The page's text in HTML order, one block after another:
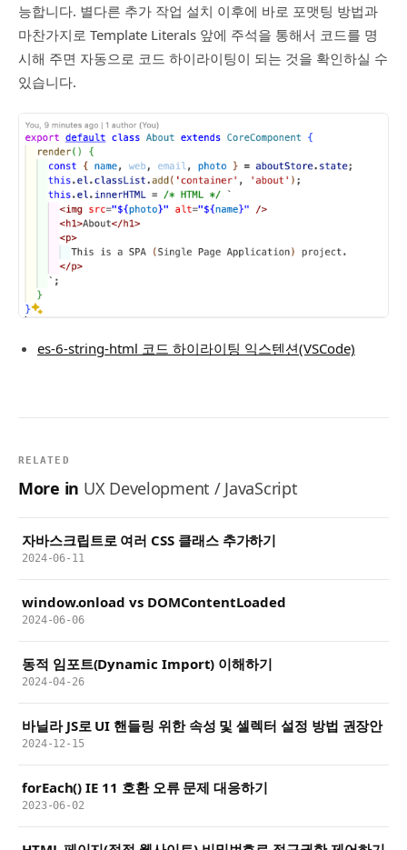
능합니다. 별다른 추가 작업 설치 이후에 바로 포맷팅 방법과
마찬가지로 Template Literals 앞에 주석을 통해서 코드를 명
시해 주면 자동으로 코드 하이라이팅이 되는 것을 확인하실 수
있습니다.
es-6-string-html 코드 하이라이팅 익스텐션(VSCode)
RELATED
More in UX Development / JavaScript
자바스크립트로 여러 CSS 클래스 추가하기
2024-06-11
window.onload vs DOMContentLoaded
2024-06-06
동적 임포트(Dynamic Import) 이해하기
2024-04-26
바닐라 JS로 UI 핸들링 위한 속성 및 셀렉터 설정 방법 권장안
2024-12-15
forEach() IE 11 호환 오류 문제 대응하기
2023-06-02